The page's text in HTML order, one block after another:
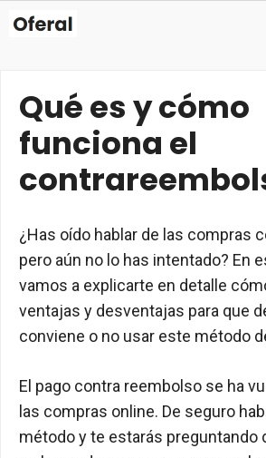
Saltar
Qué es y cómo
funciona el
¿Has oído hablar de las compras
pero aún no lo has intentado? En
vamos a explicarte en detalle
ventajas y desventajas para que
conviene o no usar este método
El pago contra reembolso se ha
las compras online. De seguro
método y te estarás preguntando